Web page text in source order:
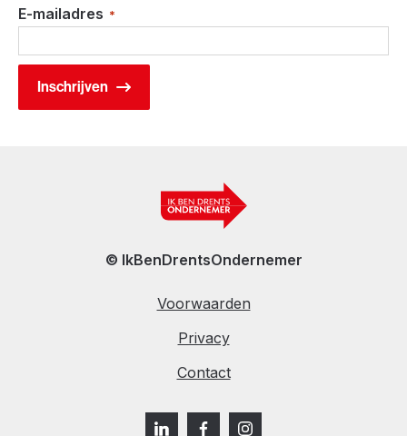
E-mailadres *
© IkBenDrentsOndernemer
Voorwaarden
Privacy
Contact